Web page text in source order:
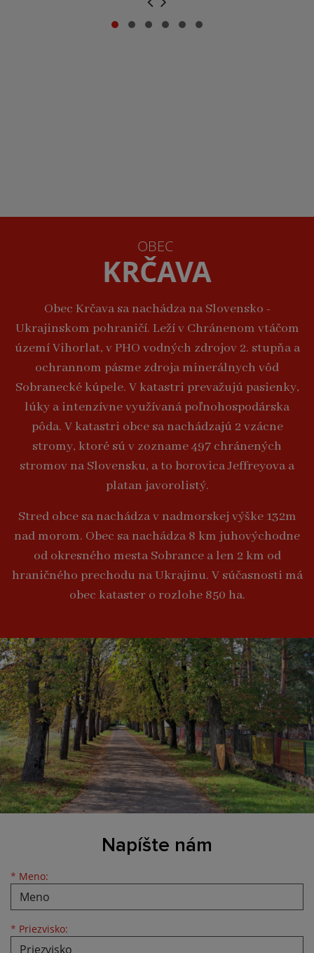
OBEC
KRČAVA
Obec Krčava sa nachádza na Slovensko -
Ukrajinskom pohraničí. Leží v Chránenom vtáčom
území Vihorlat, v PHO vodných zdrojov 2. stupňa a
ochrannom pásme zdroja minerálnych vôd
Sobranecké kúpele. V katastri prevažujú pasienky,
lúky a intenzívne využívaná poľnohospodárska
pôda. V katastri obce sa nachádzajú 2 vzácne
stromy, ktoré sú v zozname 497 chránených
stromov na Slovensku, a to borovica Jeffreyova a
platan javorolistý.
Stred obce sa nachádza v nadmorskej výške 132m
nad morom. Obec sa nachádza 8 km juhovýchodne
od okresného mesta Sobrance a len 2 km od
hraničného prechodu na Ukrajinu. V súčasnosti má
obec kataster o rozlohe 850 ha.
Napíšte nám
* Meno:
Meno
* Priezvisko:
Priezvisko
E-mailová adresa